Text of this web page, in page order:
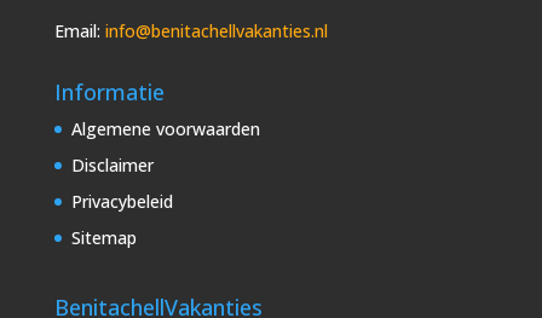
Email: info@benitachellvakanties.nl
Informatie
Algemene voorwaarden
Disclaimer
Privacybeleid
Sitemap
BenitachellVakanties